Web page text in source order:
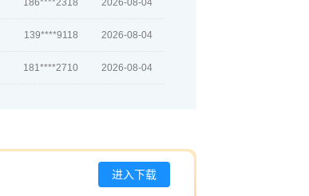
139****9118 2026-08-04
181****2710 2026-08-04
186****5618 2026-08-04
181****4443 2026-08-04
2026-08-04
进入下载